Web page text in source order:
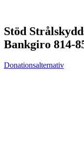
Stöd
Bankgiro 814-
Donationsalternativ